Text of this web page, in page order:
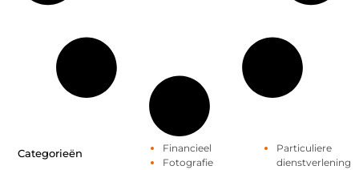
Categorieën
Financieel
Fotografie
Particuliere
dienstverlening